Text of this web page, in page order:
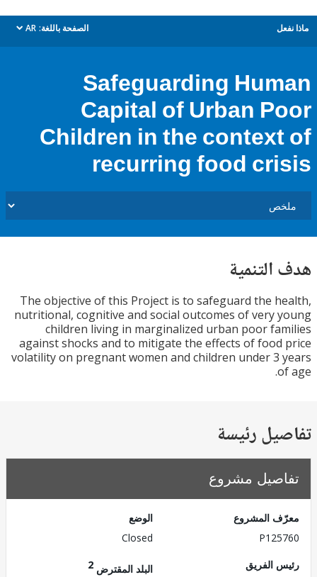
الصفحة باللغة: AR
dropdown
Safeguarding
Capital of Urban
Children in the
recurring food
The objective of this Project is to safeguard the
nutritional, cognitive and social outcomes of very
children living in marginalized urban poor
against shocks and to mitigate the effects of
volatility on pregnant women and children under 3
رئيسة
مشروع
المشروع
الفريق
البلد المقترض